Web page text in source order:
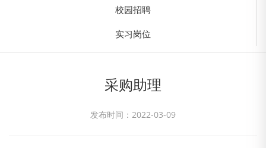
校园招聘
实习岗位
采购助理
发布时间：2022-03-09